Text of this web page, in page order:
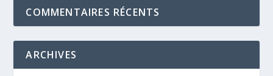
COMMENTAIRES RÉCENTS
ARCHIVES